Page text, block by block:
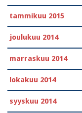
tammikuu 2015
joulukuu 2014
marraskuu 2014
lokakuu 2014
syyskuu 2014